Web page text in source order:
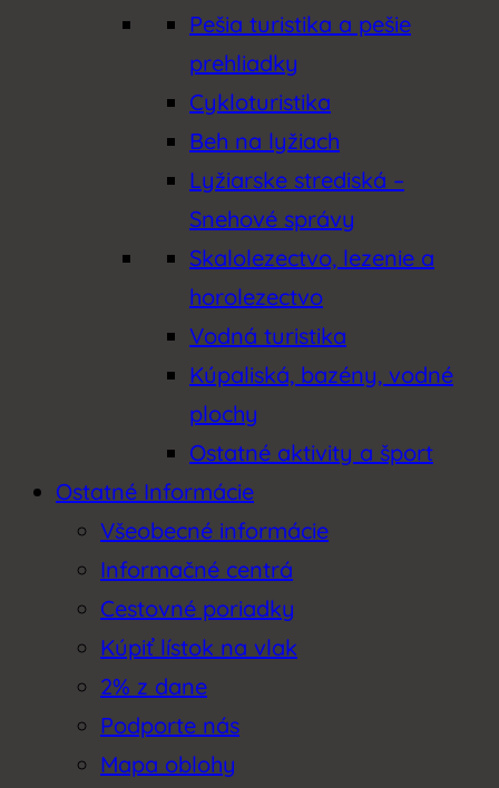
Pešia turistika a pešie
prehliadky
Cykloturistika
Beh na lyžiach
Lyžiarske strediská –
Snehové správy
Skalolezectvo, lezenie a
horolezectvo
Vodná turistika
Kúpaliská, bazény, vodné
plochy
Ostatné aktivity a šport
Ostatné Informácie
Všeobecné informácie
Informačné centrá
Cestovné poriadky
Kúpiť lístok na vlak
2% z dane
Podporte nás
Mapa oblohy